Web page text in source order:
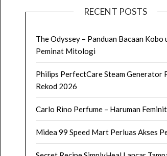
RECENT POSTS
The Odyssey – Panduan Bacaan Kobo
Peminat Mitologi
Philips PerfectCare Steam Generator
Rekod 2026
Carlo Rino Perfume – Haruman
Midea 99 Speed Mart Perluas Akses